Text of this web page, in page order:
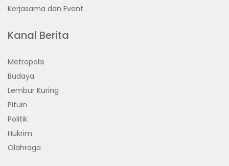
Kerjasama dan Event
Kanal Berita
Metropolis
Budaya
Lembur Kuring
Pituin
Politik
Hukrim
Olahraga